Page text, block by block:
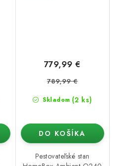
Skladom (2 ks)
779,99 €
789,99 €
DO KOŠÍKA
Pestovateľské stan